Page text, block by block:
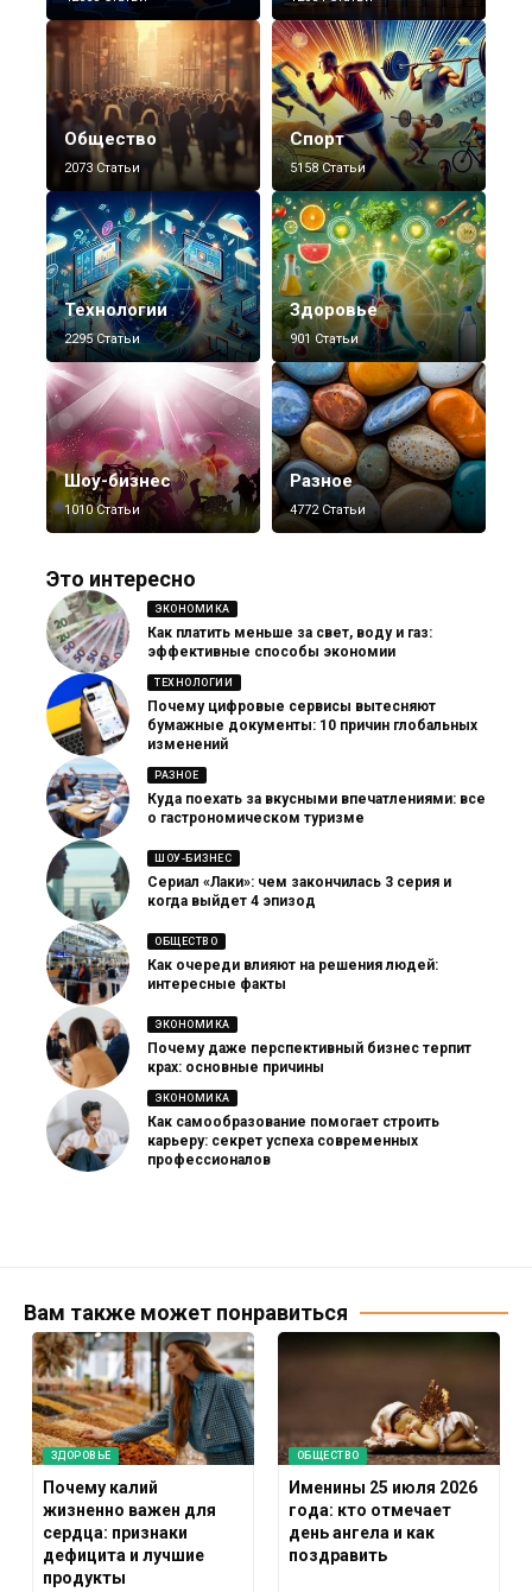
Общество
2073 Статьи
Спорт
5158 Статьи
Технологии
2295 Статьи
Здоровье
901 Статьи
Шоу-бизнес
1010 Статьи
Разное
4772 Статьи
Это интересно
ЭКОНОМИКА
Как платить меньше за свет, воду и газ:
эффективные способы экономии
ТЕХНОЛОГИИ
Почему цифровые сервисы вытесняют
бумажные документы: 10 причин глобальных
изменений
РАЗНОЕ
Куда поехать за вкусными впечатлениями: все
о гастрономическом туризме
ШОУ-БИЗНЕС
Сериал «Лаки»: чем закончилась 3 серия и
когда выйдет 4 эпизод
ОБЩЕСТВО
Как очереди влияют на решения людей:
интересные факты
ЭКОНОМИКА
Почему даже перспективный бизнес терпит
крах: основные причины
ЭКОНОМИКА
Как самообразование помогает строить
карьеру: секрет успеха современных
профессионалов
Вам также может понравиться
ЗДОРОВЬЕ
Почему калий
жизненно важен для
сердца: признаки
дефицита и лучшие
продукты
ОБЩЕСТВО
Именины 25 июля 2026
года: кто отмечает
день ангела и как
поздравить